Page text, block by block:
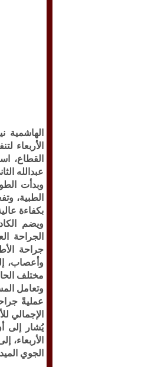
الهاشمية
الأربعاء
القطاع،
عبدالله
وبدأت
الطبية،
بكفاءة
ويضم
الجراحة
جراحة
وأعصاب،
مختلف
الإجمالي
يُشار إلى
الأربعاء،
الجوي الميداني/3 وآمر مدرسة